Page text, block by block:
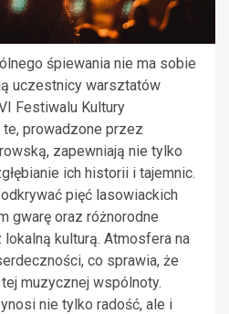
śpiewania nie ma sobie
uczestnicy warsztatów
Festiwalu Kultury
prowadzone przez
zapewniają nie tylko
ich historii i tajemnic.
pięć lasowiackich
gwarę oraz różnorodne
kulturą. Atmosfera na
co sprawia, że
muzycznej wspólnoty.
nie tylko radość, ale i